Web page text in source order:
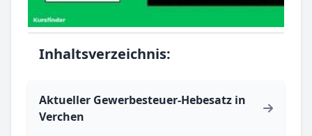
Inhaltsverzeichnis:
Aktueller Gewerbesteuer-Hebesatz in
Verchen